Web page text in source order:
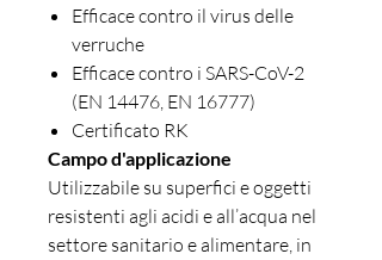
Efficace contro il virus delle
verruche
Efficace contro i SARS-CoV-2
(EN 14476, EN 16777)
Certificato RK
Campo d'applicazione
Utilizzabile su superfici e oggetti
resistenti agli acidi e all’acqua nel
settore sanitario e alimentare, in